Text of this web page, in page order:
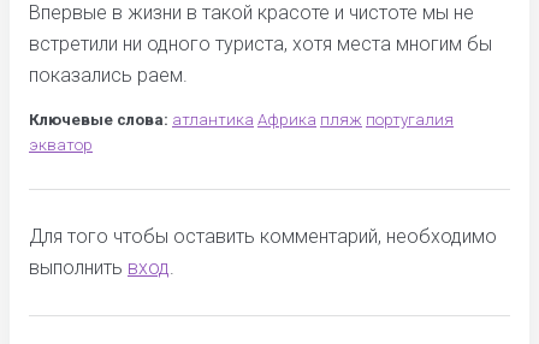
Впервые в жизни в такой красоте и чистоте мы не
встретили ни одного туриста, хотя места многим бы
показались раем.
Ключевые слова: атлантика Африка пляж португалия
экватор
Для того чтобы оставить комментарий, необходимо
выполнить вход.